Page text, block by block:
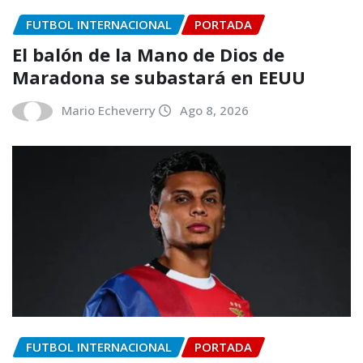
FUTBOL INTERNACIONAL PORTADA
El balón de la Mano de Dios de
Maradona se subastará en EEUU
Mario Echeverry Ago 8, 2026
FUTBOL INTERNACIONAL PORTADA